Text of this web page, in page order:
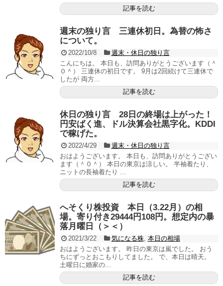
記事を読む
週末の独り言 三連休初日。為替の怖さ
について。
2022/10/8
週末・休日の独り言
こんにちは。 本日も、訪問ありがとうございます（＾
０＾） 三連休の初日です。 9月は2回続けて三連休で
したが 両方...
記事を読む
休日の独り言 28日の終場は上がった！
円安ばく進、ドル決算会社黒字化。KDDI
で稼げた。
2022/4/29
週末・休日の独り言
おはようございます。 本日も、訪問ありがとうござい
ます（＾０＾） 本日の東京は涼しい。 半袖着たり、
ニットの長袖着たり ...
記事を読む
へそくり株投資 本日（3.22月）の相
場。寄り付き29444円108円。想定内の暴
落月曜日（＞＜）
2021/3/22 気になる株, 本日の相場
おはようございます。 昨日の東京は嵐でした。 おう
ちにずっとおこもりしてました。 で、本日は晴天。
土曜日に婚家の...
記事を読む